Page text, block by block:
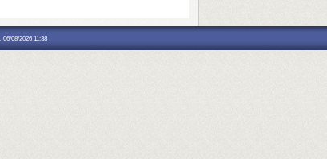
06/08/2026 11:38